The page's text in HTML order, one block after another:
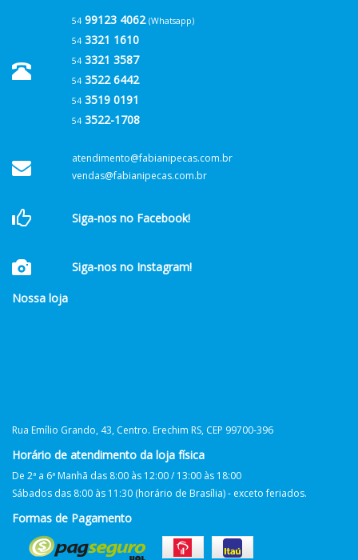
5499123 4062 (Whatsapp)
543321 1610
543321 3587
543522 6442
543519 0191
543522-1708
atendimento@fabianipecas.com.br
vendas@fabianipecas.com.br
Siga-nos no Facebook!
Siga-nos no Instagram!
Nossa loja
Rua Emílio Grando, 43, Centro. Erechim RS, CEP 99700-396
Horário de atendimento da loja física
De 2ª a 6ª Manhã das 8:00 às 12:00 / 13:00 às 18:00
Sábados das 8:00 às 11:30 (horário de Brasília) - exceto feriados.
Formas de Pagamento